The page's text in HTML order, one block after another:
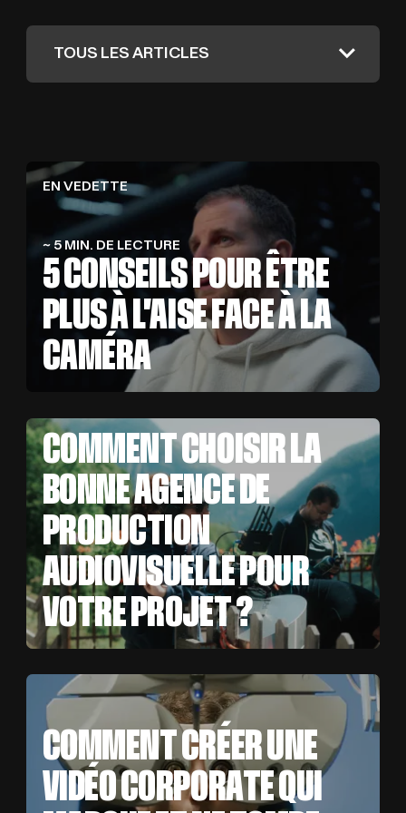
BL
BLOG
EN VEDETTE
~ 5 MIN. DE LECTURE
5 CONSEILS POUR ÊTRE
PLUS À L’AISE FACE À LA
CAMÉRA
COMMENT CHOISIR LA
BONNE AGENCE DE
PRODUCTION
AUDIOVISUELLE POUR
VOTRE PROJET ?
COMMENT CRÉER UNE
VIDÉO CORPORATE QUI